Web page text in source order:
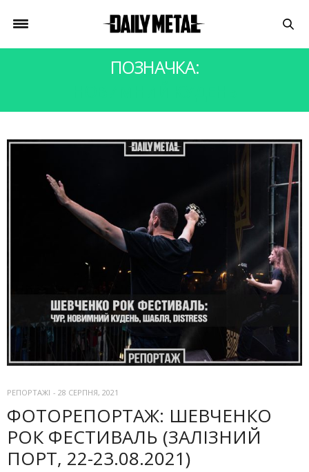
ПОЗНАЧКА:
РЕПОРТАЖІ - 28 СЕРПНЯ, 2021
ФОТОРЕПОРТАЖ: ШЕВЧЕНКО
РОК ФЕСТИВАЛЬ (ЗАЛІЗНИЙ
ПОРТ, 22-23.08.2021)